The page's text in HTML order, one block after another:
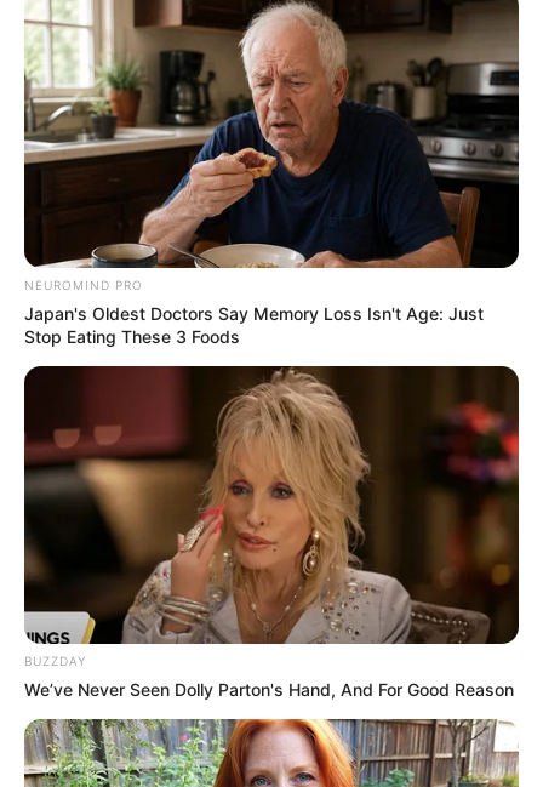
NEUROMIND PRO
Japan's Oldest Doctors Say Memory Loss Isn't Age: Just
Stop Eating These 3 Foods
BUZZDAY
We’ve Never Seen Dolly Parton's Hand, And For Good Reason